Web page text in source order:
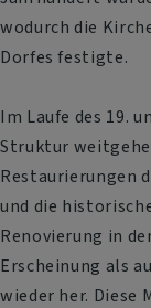
wodurch die
Dorfes festigte.
Im Laufe des 19.
Struktur
Restaurierungen
und die
Renovierung in
Erscheinung als
wieder her. Diese